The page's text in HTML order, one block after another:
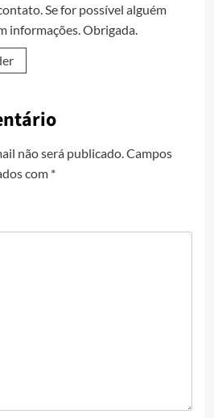
Se for possível alguém
informações. Obrigada.
não será publicado. Campos
com *